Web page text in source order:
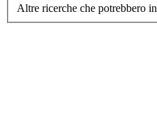
Altre ricerche che potrebbero